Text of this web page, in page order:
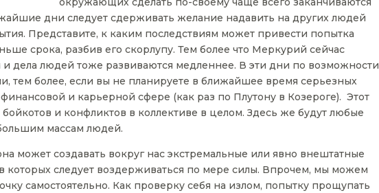
дни следует сдерживать желание надавить на других людей
Представите, к каким последствиям может привести попытка
срока, разбив его скорлупу. Тем более что Меркурий сейчас
и дела людей тоже развиваются медленнее. В эти дни по возможности
тем более, если вы не планируете в ближайшее время серьезных
и карьерной сфере (как раз по Плутону в Козероге). Этот
и конфликтов в коллективе в целом. Здесь же будут любые
массам людей.
может создавать вокруг нас экстремальные или явно внештатные
в которых следует воздерживаться по мере силы. Впрочем, мы можем
самостоятельно. Как проверку себя на излом, попытку прощупать